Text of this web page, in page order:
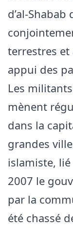
d’al-
terrestres et
appui des
Les
mènent
dans la
grandes
islamiste,
2007 le
par la
été chassé